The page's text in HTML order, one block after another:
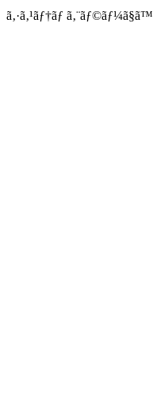
ã‚·ã‚¹ãƒ†ãƒ